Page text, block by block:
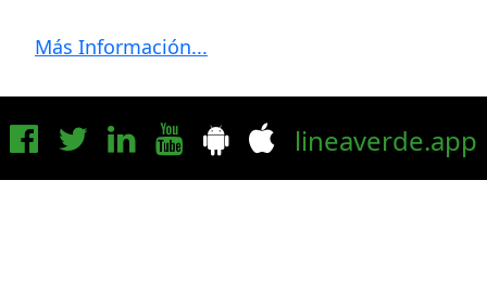
Más Información...
lineaverde.app